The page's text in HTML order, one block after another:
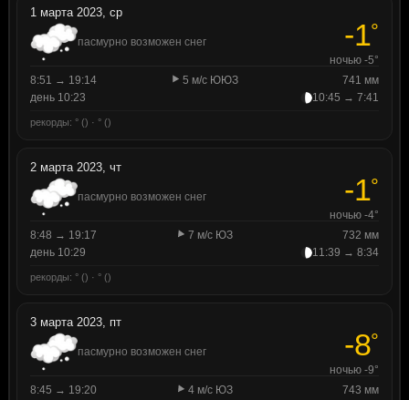
1 марта 2023, ср
пасмурно возможен снег -1°
ночью -5°
8:51 → 19:14
5 м/с ЮЮЗ
741 мм
день 10:23
10:45 → 7:41
рекорды: ° () · ° ()
2 марта 2023, чт
пасмурно возможен снег -1°
ночью -4°
8:48 → 19:17
7 м/с ЮЗ
732 мм
день 10:29
11:39 → 8:34
рекорды: ° () · ° ()
3 марта 2023, пт
пасмурно возможен снег -8°
ночью -9°
8:45 → 19:20
4 м/с ЮЗ
743 мм